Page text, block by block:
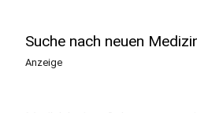
Suche nach neuen
Anzeige